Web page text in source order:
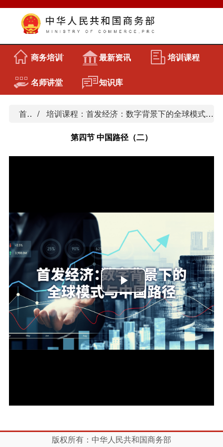
商务培训首页 最新资讯 培训课程
名师讲堂 知识库
首页 培训课程：首发经济：数字背景下的全球模式与中国路径
第四节 中国路径（二）
播
放
视
版权所有：中华人民共和国商务部